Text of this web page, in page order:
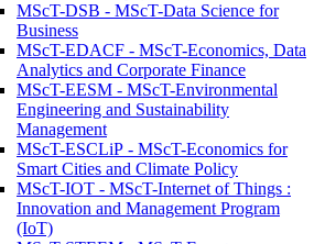
MScT-DSB - MScT-Data Science for
Business
MScT-EDACF - MScT-Economics, Data
Analytics and Corporate Finance
MScT-EESM - MScT-Environmental
Engineering and Sustainability
Management
MScT-ESCLiP - MScT-Economics for
Smart Cities and Climate Policy
MScT-IOT - MScT-Internet of Things :
Innovation and Management Program
(IoT)